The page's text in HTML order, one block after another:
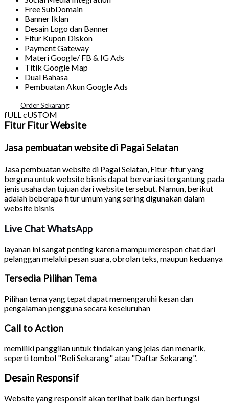
Free SubDomain
Banner Iklan
Desain Logo dan Banner
Fitur Kupon Diskon
Payment Gateway
Materi Google/ FB & IG Ads
Titik Google Map
Dual Bahasa
Pembuatan Akun Google Ads
Order Sekarang
fULL cUSTOM
Fitur Fitur Website
Jasa pembuatan website di Pagai Selatan
Jasa pembuatan website di Pagai Selatan, Fitur-fitur yang
berguna untuk website bisnis dapat bervariasi tergantung pada
jenis usaha dan tujuan dari website tersebut. Namun, berikut
adalah beberapa fitur umum yang sering digunakan dalam
website bisnis
Live Chat WhatsApp
layanan ini sangat penting karena mampu merespon chat dari
pelanggan melalui pesan suara, obrolan teks, maupun keduanya
Tersedia Pilihan Tema
Pilihan tema yang tepat dapat memengaruhi kesan dan
pengalaman pengguna secara keseluruhan
Call to Action
memiliki panggilan untuk tindakan yang jelas dan menarik,
seperti tombol "Beli Sekarang" atau "Daftar Sekarang".
Desain Responsif
Website yang responsif akan terlihat baik dan berfungsi